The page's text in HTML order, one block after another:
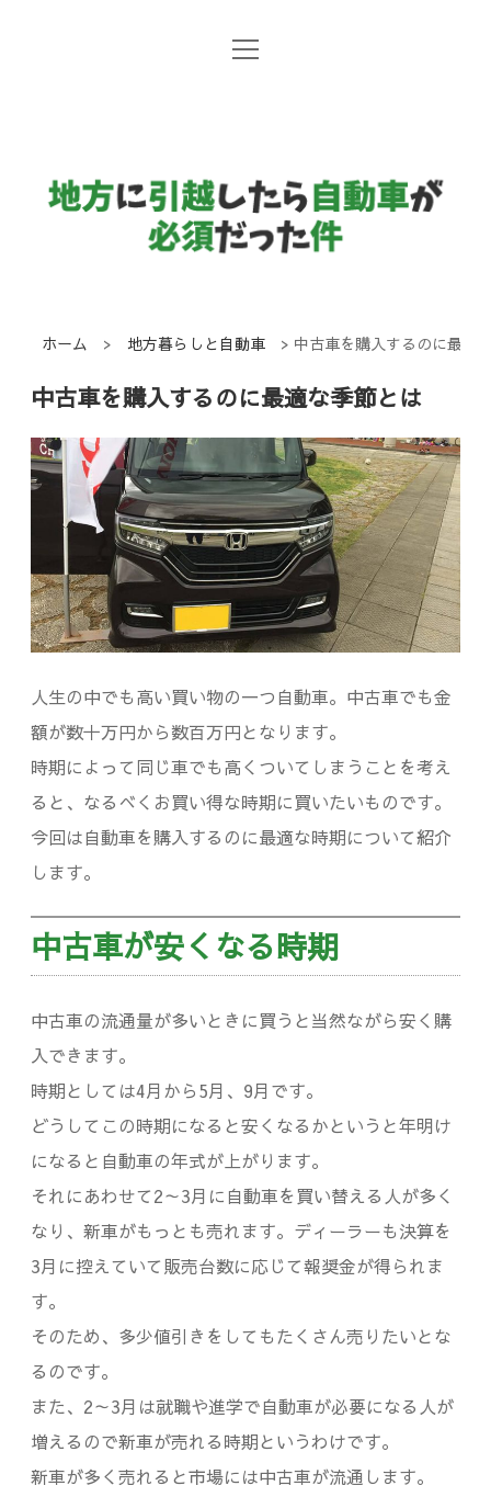
地方暮らしと自動車
国産メーカー
open
方
に
引
し
ら
自
動
車
が
必
須
だ
っ
た
件
ホーム > 地方暮らしと自動車 > 中古車を購入するのに最適
中古車を購入するのに最適な季節とは
人生の中でも高い買い物の一つ自動車。中古車でも金
額が数十万円から数百万円となります。
時期によって同じ車でも高くついてしまうことを考え
ると、なるべくお買い得な時期に買いたいものです。
今回は自動車を購入するのに最適な時期について紹介
します。
中古車が安くなる時期
中古車の流通量が多いときに買うと当然ながら安く購
入できます。
時期としては4月から5月、9月です。
どうしてこの時期になると安くなるかというと年明け
になると自動車の年式が上がります。
それにあわせて2～3月に自動車を買い替える人が多く
なり、新車がもっとも売れます。ディーラーも決算を
3月に控えていて販売台数に応じて報奨金が得られま
す。
そのため、多少値引きをしてもたくさん売りたいとな
るのです。
また、2～3月は就職や進学で自動車が必要になる人が
増えるので新車が売れる時期というわけです。
新車が多く売れると市場には中古車が流通します。